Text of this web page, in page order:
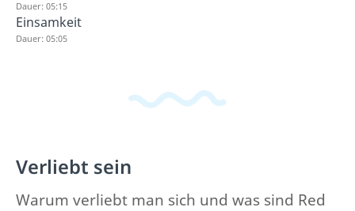
Dauer: 05:15
Einsamkeit
Dauer: 05:05
Verliebt sein
Warum verliebt man sich und was sind Red